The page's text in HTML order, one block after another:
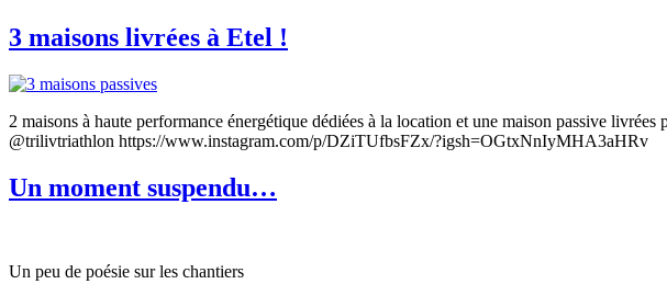
3 maisons livrées à Etel !
2 maisons à haute performance énergétique dédiées à la location et une maison passive
@trilivtriathlon https://www.instagram.com/p/DZiTUfbsFZx/?igsh=OGtxNnIyMHA3aHRv
Un moment suspendu…
Un peu de poésie sur les chantiers